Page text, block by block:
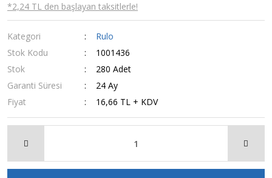
*2,24 TL den başlayan taksitlerle!
Kategori
Rulo
Stok Kodu
1001436
Stok
280 Adet
Garanti Süresi
24 Ay
Fiyat
16,66 TL + KDV